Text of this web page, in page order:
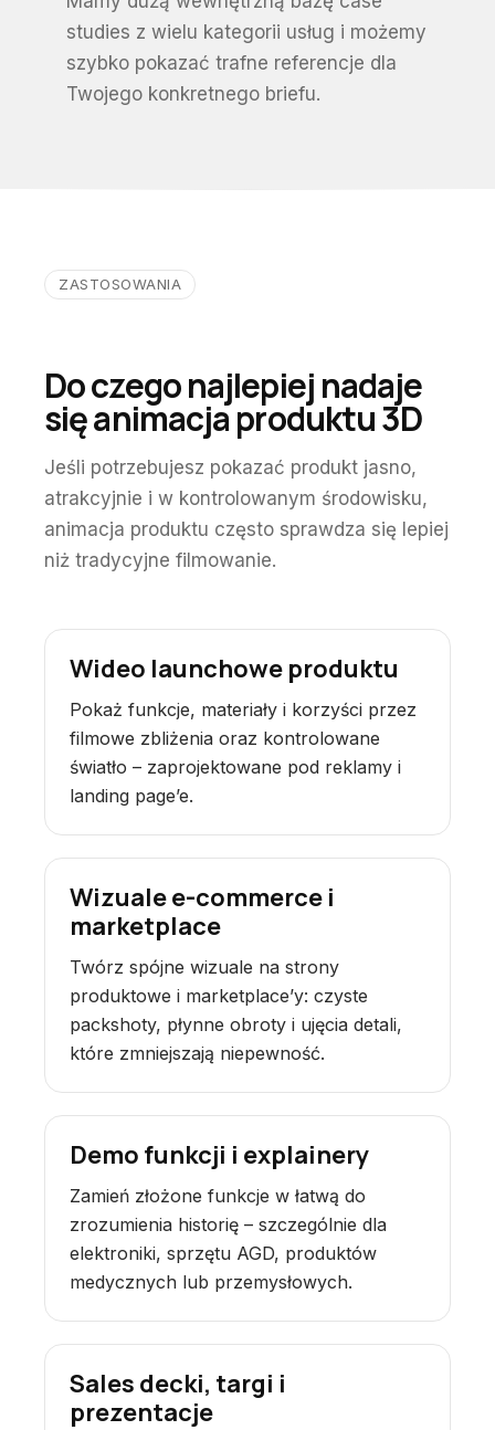
studies z wielu kategorii usług i możemy
szybko pokazać trafne referencje dla
Twojego konkretnego briefu.
ZASTOSOWANIA
Do czego najlepiej nadaje
się animacja produktu 3D
Jeśli potrzebujesz pokazać produkt jasno,
atrakcyjnie i w kontrolowanym środowisku,
animacja produktu często sprawdza się lepiej
niż tradycyjne filmowanie.
Wideo launchowe produktu
Pokaż funkcje, materiały i korzyści przez
filmowe zbliżenia oraz kontrolowane
światło – zaprojektowane pod reklamy i
landing page’e.
Wizuale e-commerce i
marketplace
Twórz spójne wizuale na strony
produktowe i marketplace’y: czyste
packshoty, płynne obroty i ujęcia detali,
które zmniejszają niepewność.
Demo funkcji i explainery
Zamień złożone funkcje w łatwą do
zrozumienia historię – szczególnie dla
elektroniki, sprzętu AGD, produktów
medycznych lub przemysłowych.
Sales decki, targi i
prezentacje